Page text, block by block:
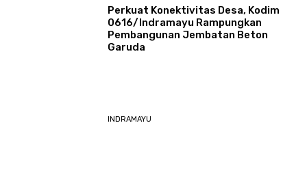
​Perkuat Konektivitas Desa, Kodim
0616/Indramayu Rampungkan
Pembangunan Jembatan Beton
Garuda
INDRAMAYU